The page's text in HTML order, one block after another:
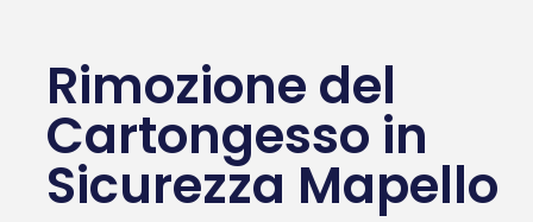
Rimozione del
Cartongesso in
Sicurezza Mapello